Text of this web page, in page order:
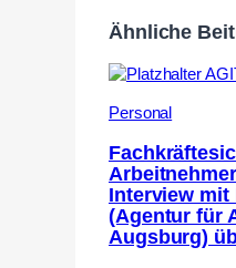
Ähnliche
Personal
Interview mit
(Agentur für
Augsburg)